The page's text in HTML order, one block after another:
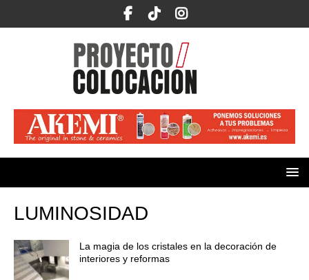
LUMINOSIDAD
La magia de los cristales en la decoración de
interiores y reformas